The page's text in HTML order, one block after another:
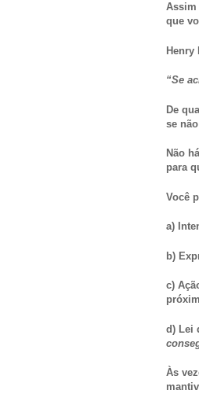
Assim
que
Henry
“Se
De
se
Não
para
Você
a)
b)
c)
d) Lei
Às